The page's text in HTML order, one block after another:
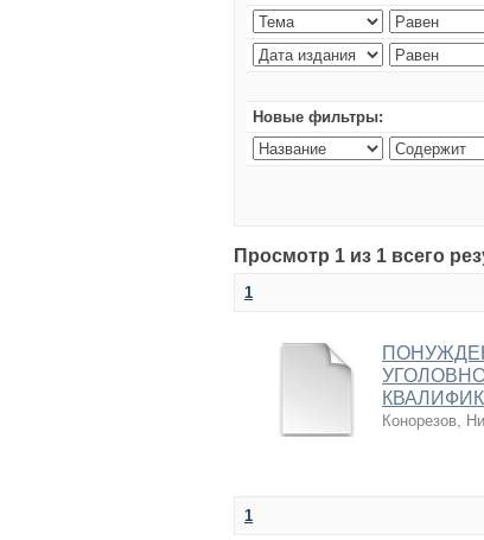
Новые фильтры:
Просмотр 1 из 1 всего
1
Конорезов,
1